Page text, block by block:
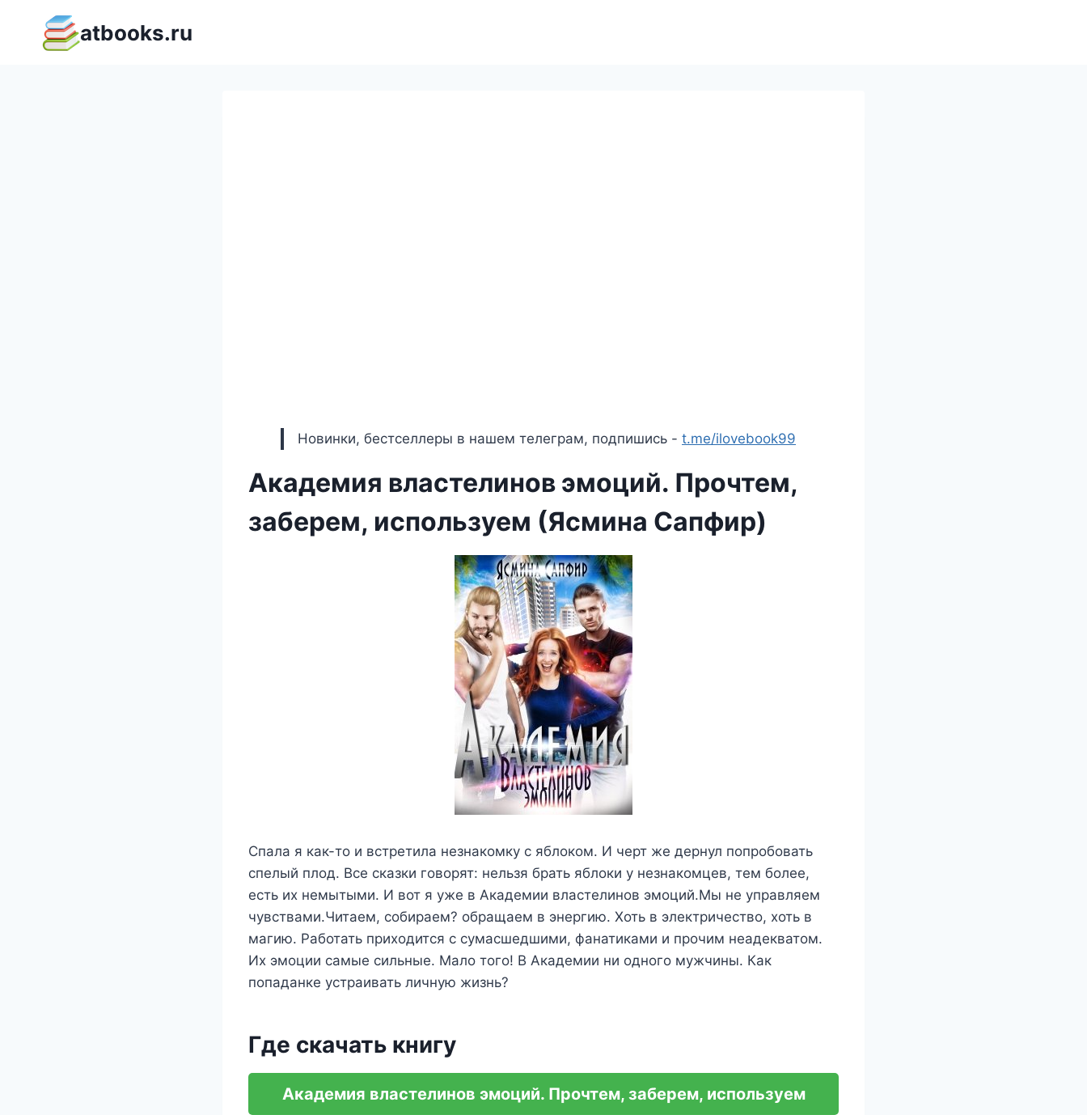
содержимому
atbooks.ru
Новинки, бестселлеры в нашем телеграм, подпишись - t.me/ilovebook99
Академия властелинов эмоций. Прочтем,
заберем, используем (Ясмина Сапфир)
Спала я как-то и встретила незнакомку с яблоком. И черт же дернул попробовать
спелый плод. Все сказки говорят: нельзя брать яблоки у незнакомцев, тем более,
есть их немытыми. И вот я уже в Академии властелинов эмоций.Мы не управляем
чувствами.Читаем, собираем? обращаем в энергию. Хоть в электричество, хоть в
магию. Работать приходится с сумасшедшими, фанатиками и прочим неадекватом.
Их эмоции самые сильные. Мало того! В Академии ни одного мужчины. Как
попаданке устраивать личную жизнь?
Где скачать книгу
Академия властелинов эмоций. Прочтем, заберем, используем